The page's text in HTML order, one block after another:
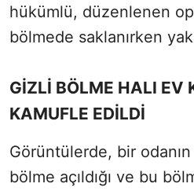
hükümlü, düzenlenen
bölmede saklanırken
GİZLİ BÖLME HALI EV
KAMUFLE EDİLDİ
Görüntülerde, bir
bölme açıldığı ve bu